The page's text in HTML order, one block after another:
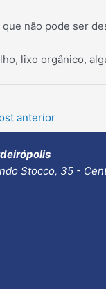
que não pode ser
lixo orgânico,
anterior
Stocco, 35 -